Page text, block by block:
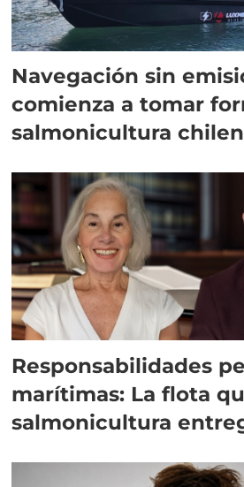
Navegación sin
comienza a tomar
salmonicultura
Responsabilidades
marítimas: La flota
salmonicultura